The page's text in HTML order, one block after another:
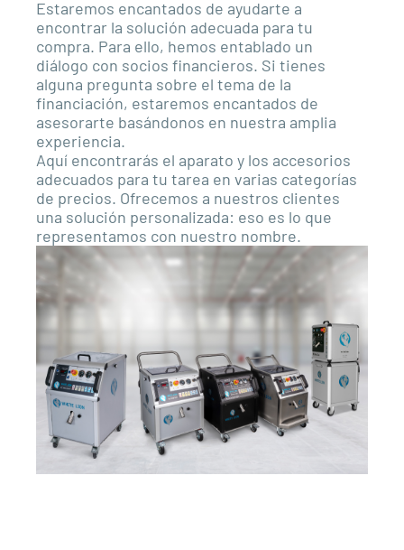
Estaremos encantados de ayudarte a
encontrar la solución adecuada para tu
compra. Para ello, hemos entablado un
diálogo con socios financieros. Si tienes
alguna pregunta sobre el tema de la
financiación, estaremos encantados de
asesorarte basándonos en nuestra amplia
experiencia.
Aquí encontrarás el aparato y los accesorios
adecuados para tu tarea en varias categorías
de precios. Ofrecemos a nuestros clientes
una solución personalizada: eso es lo que
representamos con nuestro nombre.